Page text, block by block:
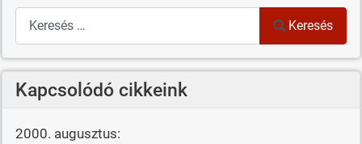
Keresés
Keresés
Kapcsolódó cikkeink
2000. augusztus: